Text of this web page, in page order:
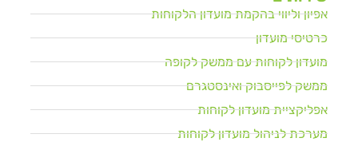
אפיון וליווי בהקמת מועדון הלקוחות
כרטיסי מועדון
מועדון לקוחות עם ממשק לקופה
ממשק לפייסבוק ואינסטגרם
אפליקציית מועדון לקוחות
מערכת לניהול מועדון לקוחות